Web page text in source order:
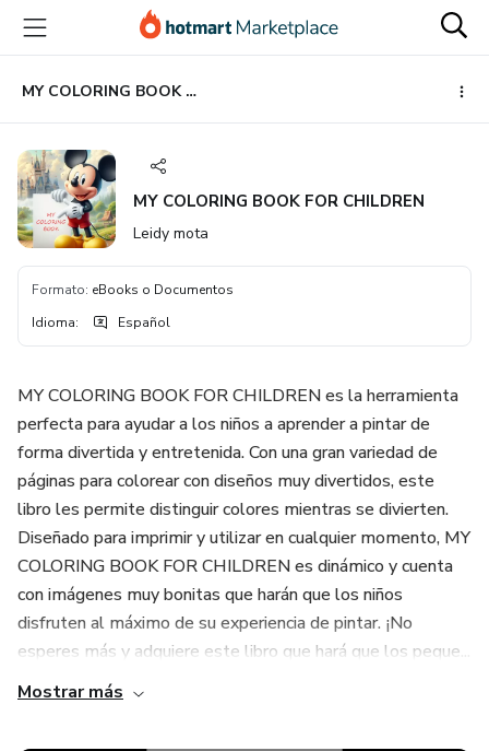
principal
página
de
página
MY COLORING BOOK FOR CHILDREN
MY COLORING BOOK FOR CHILDREN
Leidy mota
Formato: eBooks o Documentos
Idioma: Español
MY COLORING BOOK FOR CHILDREN es la herramienta
perfecta para ayudar a los niños a aprender a pintar de
forma divertida y entretenida. Con una gran variedad de
páginas para colorear con diseños muy divertidos, este
libro les permite distinguir colores mientras se divierten.
Diseñado para imprimir y utilizar en cualquier momento, MY
COLORING BOOK FOR CHILDREN es dinámico y cuenta
con imágenes muy bonitas que harán que los niños
disfruten al máximo de su experiencia de pintar. ¡No
esperes más y adquiere este libro que hará que los peque...
Mostrar más